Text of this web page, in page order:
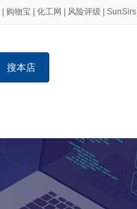
购物宝 化工网 风险评级 SunSirs
搜本店